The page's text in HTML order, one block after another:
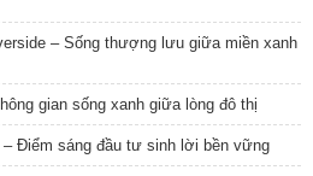
– Sống thượng lưu giữa miền xanh
gian sống xanh giữa lòng đô thị
– Điểm sáng đầu tư sinh lời bền vững